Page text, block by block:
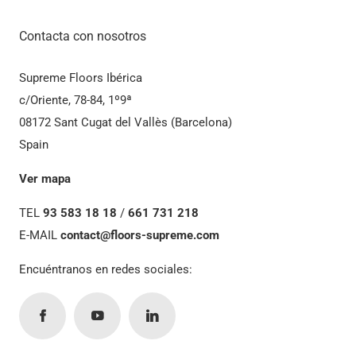
Contacta con nosotros
Supreme Floors Ibérica
c/Oriente, 78-84, 1º9ª
08172 Sant Cugat del Vallès (Barcelona)
Spain
Ver mapa
TEL93 583 18 18 /661 731 218
E-MAILcontact@floors-supreme.com
Encuéntranos en redes sociales: